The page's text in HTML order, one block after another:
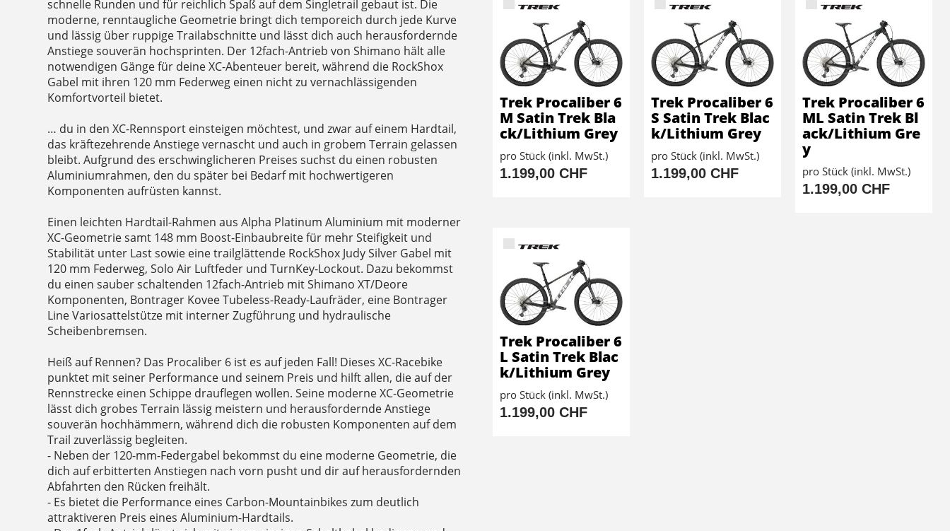
schnelle Runden und für reichlich Spaß auf dem Singletrail gebaut ist. Die
moderne, renntaugliche Geometrie bringt dich temporeich durch jede Kurve
und lässig über ruppige Trailabschnitte und lässt dich auch herausfordernde
Anstiege souverän hochsprinten. Der 12fach-Antrieb von Shimano hält alle
notwendigen Gänge für deine XC-Abenteuer bereit, während die RockShox
Gabel mit ihren 120 mm Federweg einen nicht zu vernachlässigenden
Komfortvorteil bietet.
… du in den XC-Rennsport einsteigen möchtest, und zwar auf einem Hardtail,
das kräftezehrende Anstiege vernascht und auch in grobem Terrain gelassen
bleibt. Aufgrund des erschwinglicheren Preises suchst du einen robusten
Aluminiumrahmen, den du später bei Bedarf mit hochwertigeren
Komponenten aufrüsten kannst.
Einen leichten Hardtail-Rahmen aus Alpha Platinum Aluminium mit moderner
XC-Geometrie samt 148 mm Boost-Einbaubreite für mehr Steifigkeit und
Stabilität unter Last sowie eine trailglättende RockShox Judy Silver Gabel mit
120 mm Federweg, Solo Air Luftfeder und TurnKey-Lockout. Dazu bekommst
du einen sauber schaltenden 12fach-Antrieb mit Shimano XT/Deore
Komponenten, Bontrager Kovee Tubeless-Ready-Laufräder, eine Bontrager
Line Variosattelstütze mit interner Zugführung und hydraulische
Scheibenbremsen.
Heiß auf Rennen? Das Procaliber 6 ist es auf jeden Fall! Dieses XC-Racebike
punktet mit seiner Performance und seinem Preis und hilft allen, die auf der
Rennstrecke einen Schippe drauflegen wollen. Seine moderne XC-Geometrie
lässt dich grobes Terrain lässig meistern und herausfordernde Anstiege
souverän hochhämmern, während dich die robusten Komponenten auf dem
Trail zuverlässig begleiten.
- Neben der 120-mm-Federgabel bekommst du eine moderne Geometrie, die
dich auf erbitterten Anstiegen nach vorn pusht und dir auf herausfordernden
Abfahrten den Rücken freihält.
- Es bietet die Performance eines Carbon-Mountainbikes zum deutlich
attraktiveren Preis eines Aluminium-Hardtails.
Trek Procaliber 6
M Satin Trek Bla
ck/Lithium Grey
pro Stück (inkl. MwSt.)
1.199,00 CHF
Trek Procaliber 6
S Satin Trek Blac
k/Lithium Grey
pro Stück (inkl. MwSt.)
1.199,00 CHF
Trek Procaliber 6
ML Satin Trek Bl
ack/Lithium Gre
y
pro Stück (inkl. MwSt.)
1.199,00 CHF
Trek Procaliber 6
L Satin Trek Blac
k/Lithium Grey
pro Stück (inkl. MwSt.)
1.199,00 CHF